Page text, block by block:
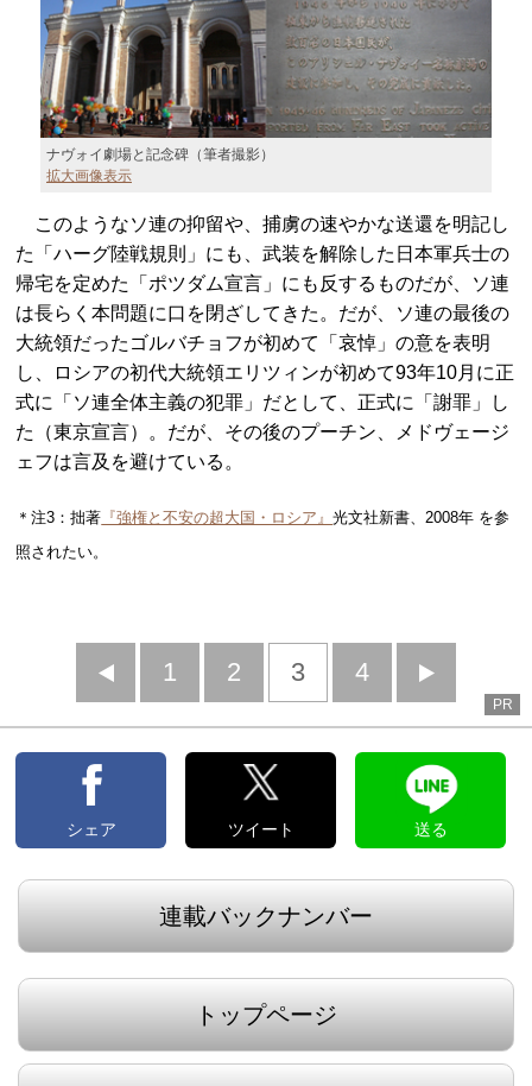
ナヴォイ劇場と記念碑（筆者撮影）
拡大画像表示
このようなソ連の抑留や、捕虜の速やかな送還を明記し
た「ハーグ陸戦規則」にも、武装を解除した日本軍兵士の
帰宅を定めた「ポツダム宣言」にも反するものだが、ソ連
は長らく本問題に口を閉ざしてきた。だが、ソ連の最後の
大統領だったゴルバチョフが初めて「哀悼」の意を表明
し、ロシアの初代大統領エリツィンが初めて93年10月に正
式に「ソ連全体主義の犯罪」だとして、正式に「謝罪」し
た（東京宣言）。だが、その後のプーチン、メドヴェージ
ェフは言及を避けている。
＊注3：拙著 『強権と不安の超大国・ロシア』光文社新書、2008年 を参
照されたい。
前
へ
1 2 3 4
へ
PR
シェア ツイート 送る
連載バックナンバー
トップページ